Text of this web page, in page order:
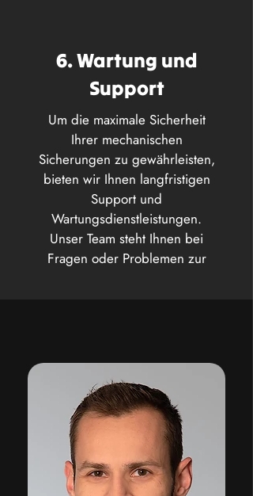
6. Wartung und
Support
Um die maximale Sicherheit
Ihrer mechanischen
Sicherungen zu gewährleisten,
bieten wir Ihnen langfristigen
Support und
Wartungsdienstleistungen.
Unser Team steht Ihnen bei
Fragen oder Problemen zur